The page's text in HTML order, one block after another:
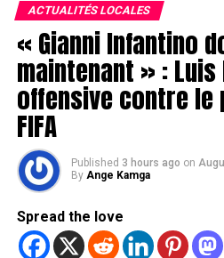
ACTUALITÉS LOCALES
« Gianni Infantino
maintenant » : Luis
offensive contre le
FIFA
Published 3 hours ago on
By Ange Kamga
Spread the love